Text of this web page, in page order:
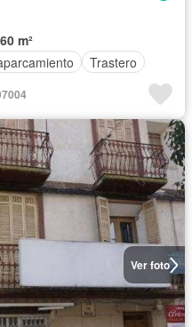
60 m²
Trastero
Ver foto